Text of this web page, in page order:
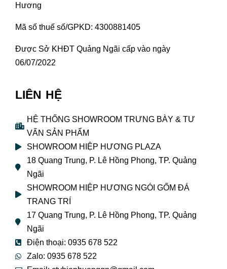
Hương
Mã số thuế số/GPKD: 4300881405
Được Sở KHĐT Quảng Ngãi cấp vào ngày
06/07/2022
LIÊN HỆ
HỆ THỐNG SHOWROOM TRƯNG BÀY & TƯ
VẤN SẢN PHẨM
SHOWROOM HIỆP HƯƠNG PLAZA
18 Quang Trung, P. Lê Hồng Phong, TP. Quảng
Ngãi
SHOWROOM HIỆP HƯƠNG NGÓI GỐM ĐÁ
TRANG TRÍ
17 Quang Trung, P. Lê Hồng Phong, TP. Quảng
Ngãi
Điện thoại: 0935 678 522
Zalo: 0935 678 522